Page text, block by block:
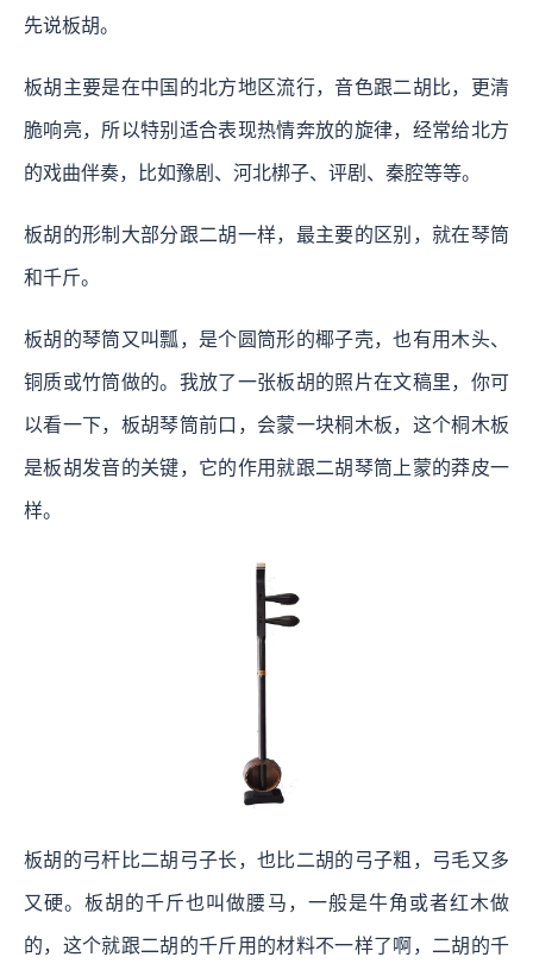
先说板胡。
板胡主要是在中国的北方地区流行，音色跟二胡比，更清
脆响亮，所以特别适合表现热情奔放的旋律，经常给北方
的戏曲伴奏，比如豫剧、河北梆子、评剧、秦腔等等。
板胡的形制大部分跟二胡一样，最主要的区别，就在琴筒
和千斤。
板胡的琴筒又叫瓢，是个圆筒形的椰子壳，也有用木头、
铜质或竹筒做的。我放了一张板胡的照片在文稿里，你可
以看一下，板胡琴筒前口，会蒙一块桐木板，这个桐木板
是板胡发音的关键，它的作用就跟二胡琴筒上蒙的莽皮一
样。
板胡的弓杆比二胡弓子长，也比二胡的弓子粗，弓毛又多
又硬。板胡的千斤也叫做腰马，一般是牛角或者红木做
的，这个就跟二胡的千斤用的材料不一样了啊，二胡的千